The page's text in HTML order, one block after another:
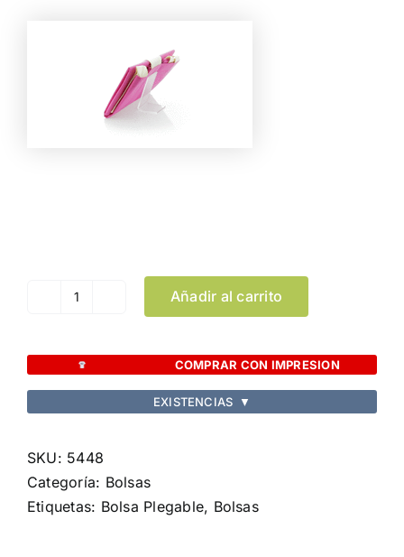
Bolsa
Blastar
cantidad
Añadir al carrito
COMPRAR CON IMPRESION
EXISTENCIAS ▼
SKU: 5448
Categoría: Bolsas
Etiquetas: Bolsa Plegable, Bolsas